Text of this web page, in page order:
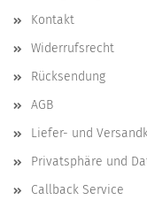
Kontakt
Widerrufsrecht
Rücksendung
AGB
Liefer- und
Privatsphäre und
Callback Service